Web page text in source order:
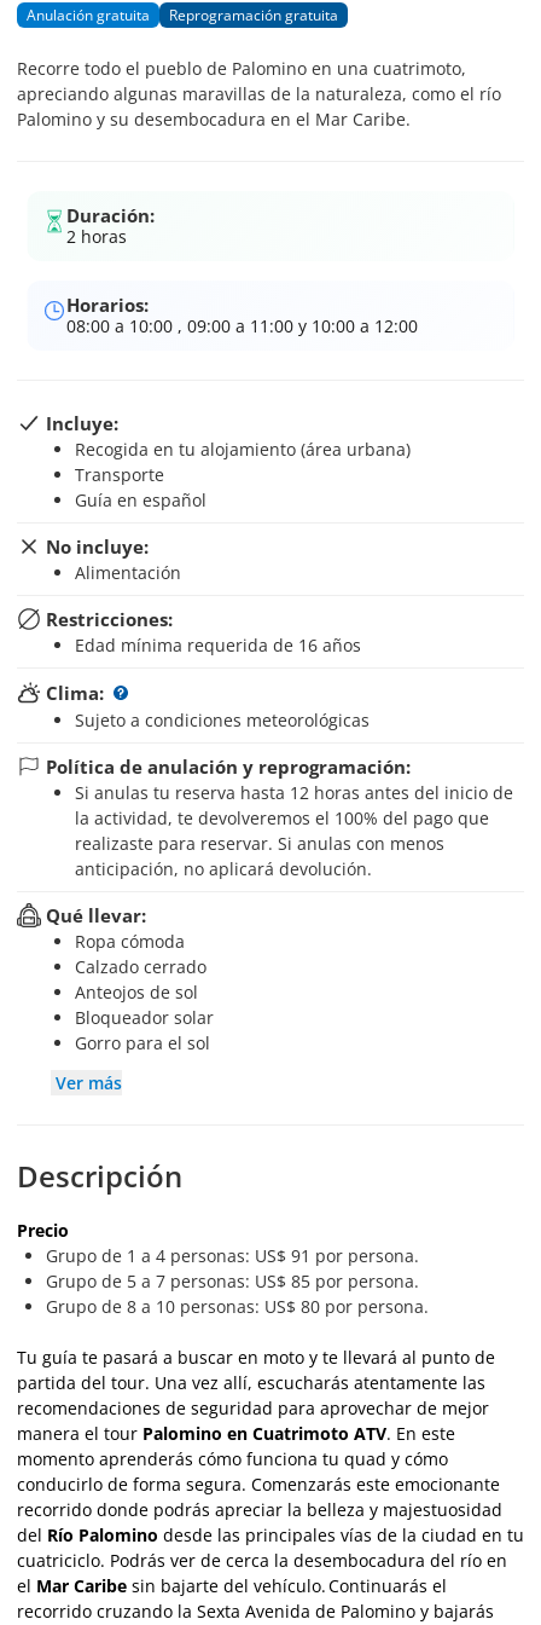
Anulación gratuita Reprogramación gratuita
Recorre todo el pueblo de Palomino en una cuatrimoto,
apreciando algunas maravillas de la naturaleza, como el río
Palomino y su desembocadura en el Mar Caribe.
Duración:
2 horas
Horarios:
08:00 a 10:00 , 09:00 a 11:00 y 10:00 a 12:00
Incluye:
Recogida en tu alojamiento (área urbana)
Transporte
Guía en español
No incluye:
Alimentación
Restricciones:
Edad mínima requerida de 16 años
Clima:
Sujeto a condiciones meteorológicas
Política de anulación y reprogramación:
Si anulas tu reserva hasta 12 horas antes del inicio de
la actividad, te devolveremos el 100% del pago que
realizaste para reservar. Si anulas con menos
anticipación, no aplicará devolución.
Qué llevar:
Ropa cómoda
Calzado cerrado
Anteojos de sol
Bloqueador solar
Gorro para el sol
Ver más
Descripción
Precio
Grupo de 1 a 4 personas: US$ 91 por persona.
Grupo de 5 a 7 personas: US$ 85 por persona.
Grupo de 8 a 10 personas: US$ 80 por persona.
Tu guía te pasará a buscar en moto y te llevará al punto de
partida del tour. Una vez allí, escucharás atentamente las
recomendaciones de seguridad para aprovechar de mejor
manera el tour Palomino en Cuatrimoto ATV. En este
momento aprenderás cómo funciona tu quad y cómo
conducirlo de forma segura. Comenzarás este emocionante
recorrido donde podrás apreciar la belleza y majestuosidad
del Río Palomino desde las principales vías de la ciudad en tu
cuatriciclo. Podrás ver de cerca la desembocadura del río en
el Mar Caribe sin bajarte del vehículo. Continuarás el
recorrido cruzando la Sexta Avenida de Palomino y bajarás